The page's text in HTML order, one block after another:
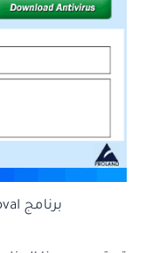
برنامج W32 Autorun Worm Removal